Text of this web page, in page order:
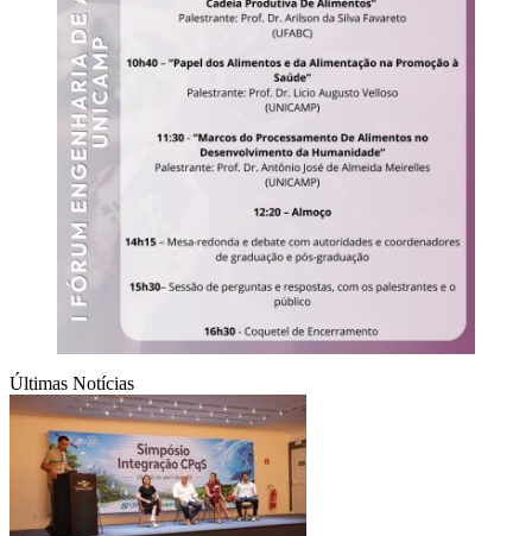
Últimas Notícias